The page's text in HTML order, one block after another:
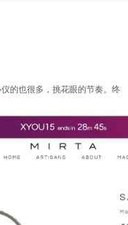
的也很多，挑花眼的节奏。终